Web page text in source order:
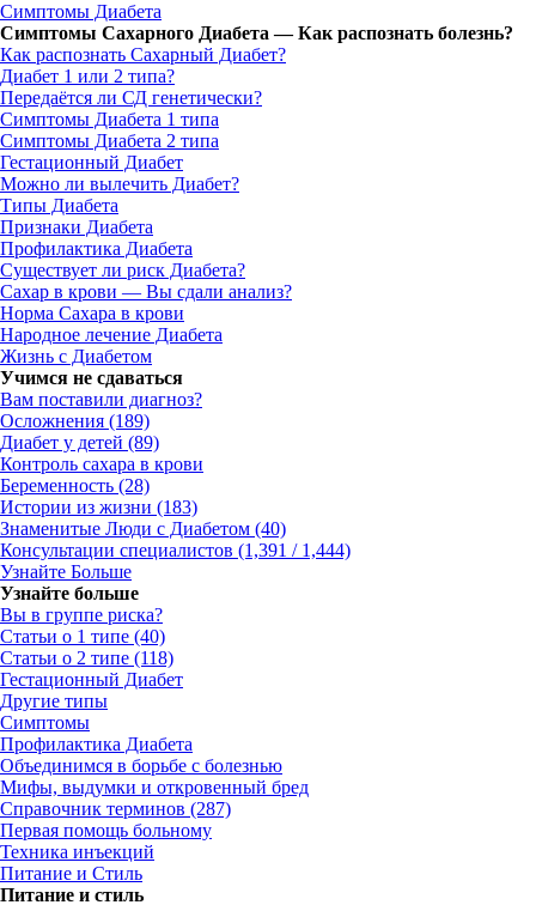
Симптомы Диабета
Симптомы Сахарного Диабета — Как распознать болезнь?
Как распознать Сахарный Диабет?
Диабет 1 или 2 типа?
Передаётся ли СД генетически?
Симптомы Диабета 1 типа
Симптомы Диабета 2 типа
Гестационный Диабет
Можно ли вылечить Диабет?
Типы Диабета
Признаки Диабета
Профилактика Диабета
Существует ли риск Диабета?
Сахар в крови — Вы сдали анализ?
Норма Сахара в крови
Народное лечение Диабета
Жизнь с Диабетом
Учимся не сдаваться
Вам поставили диагноз?
Осложнения (189)
Диабет у детей (89)
Контроль сахара в крови
Беременность (28)
Истории из жизни (183)
Знаменитые Люди с Диабетом (40)
Консультации специалистов (1,391 / 1,444)
Узнайте Больше
Узнайте больше
Вы в группе риска?
Статьи о 1 типе (40)
Статьи о 2 типе (118)
Гестационный Диабет
Другие типы
Симптомы
Профилактика Диабета
Объединимся в борьбе с болезнью
Мифы, выдумки и откровенный бред
Справочник терминов (287)
Первая помощь больному
Техника инъекций
Питание и Стиль
Питание и стиль